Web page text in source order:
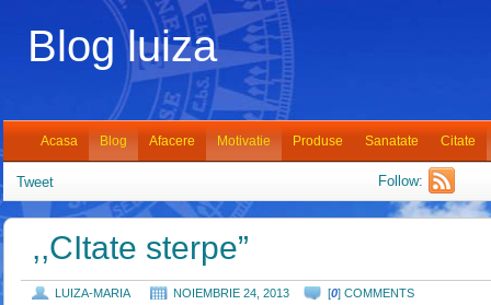
Blog luiza
Acasa Blog Afacere Motivatie Produse Sanatate Citate
Tweet Follow:
,,CItate sterpe”
LUIZA-MARIA NOIEMBRIE 24, 2013 [0] COMMENTS